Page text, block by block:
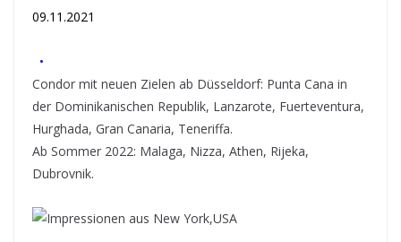
09.11.2021
•
Condor mit neuen Zielen ab Düsseldorf: Punta Cana in
der Dominikanischen Republik, Lanzarote, Fuerteventura,
Hurghada, Gran Canaria, Teneriffa.
Ab Sommer 2022: Malaga, Nizza, Athen, Rijeka,
Dubrovnik.